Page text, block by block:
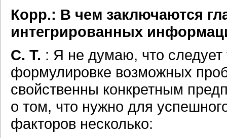
Корр.: В чем заключаются
интегрированных
С. Т. : Я не думаю, что
формулировке возможных
свойственны конкретным
о том, что нужно для
факторов несколько: